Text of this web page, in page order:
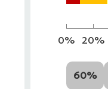
0% 20%
60%